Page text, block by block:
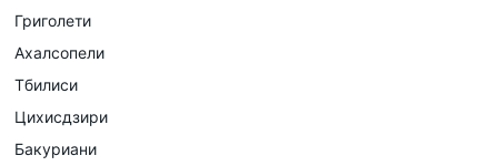
Григолети
Ахалсопели
Тбилиси
Цихисдзири
Бакуриани